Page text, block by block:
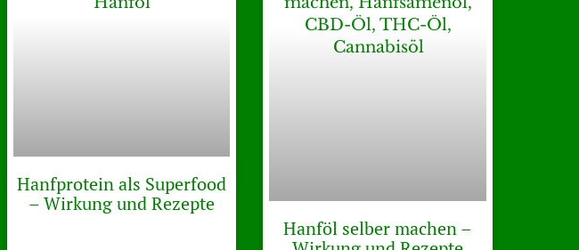
Hanfprotein als Superfood
– Wirkung und Rezepte
Hanföl selber machen –